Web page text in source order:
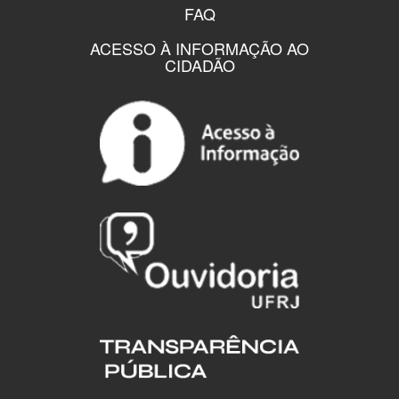
FAQ
ACESSO À INFORMAÇÃO AO
CIDADÃO